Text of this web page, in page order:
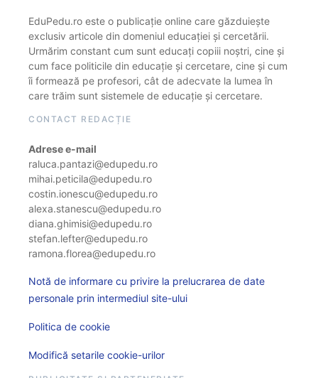
EduPedu.ro este o publicație online care găzduiește
exclusiv articole din domeniul educației și cercetării.
Urmărim constant cum sunt educați copiii noștri, cine și
cum face politicile din educație și cercetare, cine și cum
îi formează pe profesori, cât de adecvate la lumea în
care trăim sunt sistemele de educație și cercetare.
CONTACT REDACȚIE
Adrese e-mail
raluca.pantazi@edupedu.ro
mihai.peticila@edupedu.ro
costin.ionescu@edupedu.ro
alexa.stanescu@edupedu.ro
diana.ghimisi@edupedu.ro
stefan.lefter@edupedu.ro
ramona.florea@edupedu.ro
Notă de informare cu privire la prelucrarea de date
personale prin intermediul site-ului
Politica de cookie
Modifică setarile cookie-urilor